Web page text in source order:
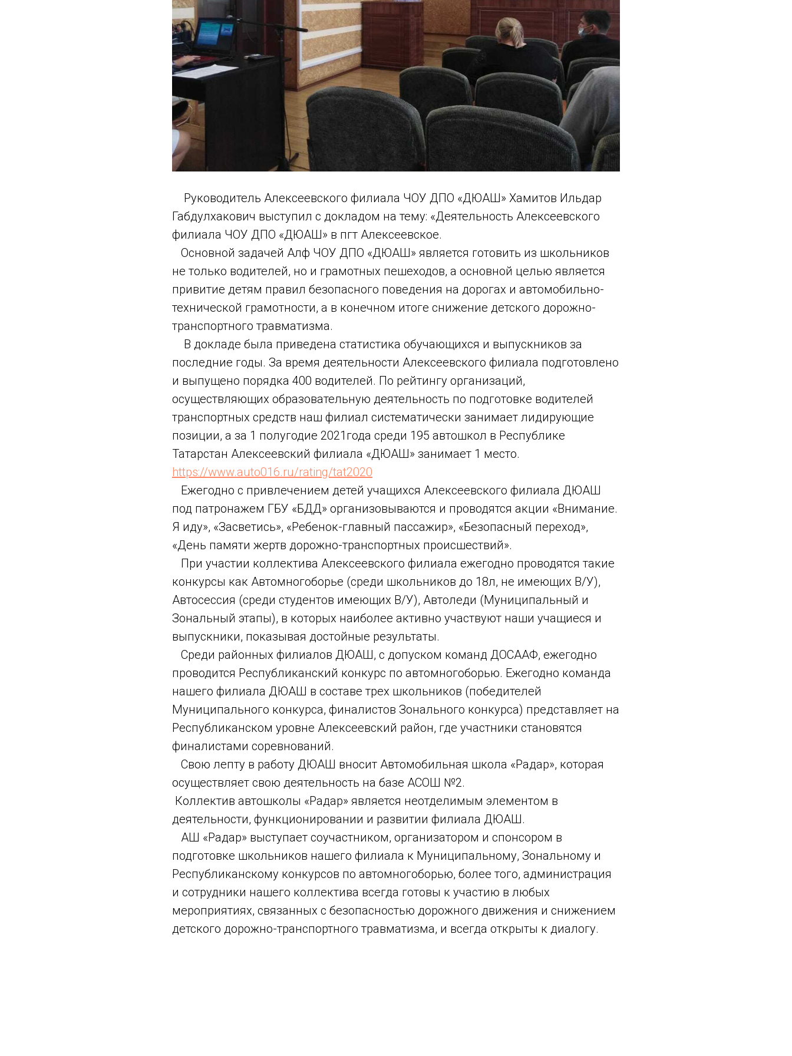
Руководитель Алексеевского филиала ЧОУ ДПО «ДЮАШ» Хамитов Ильдар
Габдулхакович выступил с докладом на тему: «Деятельность Алексеевского
филиала ЧОУ ДПО «ДЮАШ» в пгт Алексеевское.
Основной задачей Алф ЧОУ ДПО «ДЮАШ» является готовить из школьников
не только водителей, но и грамотных пешеходов, а основной целью является
привитие детям правил безопасного поведения на дорогах и автомобильно-
технической грамотности, а в конечном итоге снижение детского дорожно-
транспортного травматизма.
В докладе была приведена статистика обучающихся и выпускников за
последние годы. За время деятельности Алексеевского филиала подготовлено
и выпущено порядка 400 водителей. По рейтингу организаций,
осуществляющих образовательную деятельность по подготовке водителей
транспортных средств наш филиал систематически занимает лидирующие
позиции, а за 1 полугодие 2021года среди 195 автошкол в Республике
Татарстан Алексеевский филиала «ДЮАШ» занимает 1 место.
https://www.auto016.ru/rating/tat2020
Ежегодно с привлечением детей учащихся Алексеевского филиала ДЮАШ
под патронажем ГБУ «БДД» организовываются и проводятся акции «Внимание.
Я иду», «Засветись», «Ребенок-главный пассажир», «Безопасный переход»,
«День памяти жертв дорожно-транспортных происшествий».
При участии коллектива Алексеевского филиала ежегодно проводятся такие
конкурсы как Автомногоборье (среди школьников до 18л, не имеющих В/У),
Автосессия (среди студентов имеющих В/У), Автоледи (Муниципальный и
Зональный этапы), в которых наиболее активно участвуют наши учащиеся и
выпускники, показывая достойные результаты.
Среди районных филиалов ДЮАШ, с допуском команд ДОСААФ, ежегодно
проводится Республиканский конкурс по автомногоборью. Ежегодно команда
нашего филиала ДЮАШ в составе трех школьников (победителей
Муниципального конкурса, финалистов Зонального конкурса) представляет на
Республиканском уровне Алексеевский район, где участники становятся
финалистами соревнований.
Свою лепту в работу ДЮАШ вносит Автомобильная школа «Радар», которая
осуществляет свою деятельность на базе АСОШ №2.
Коллектив автошколы «Радар» является неотделимым элементом в
деятельности, функционировании и развитии филиала ДЮАШ.
АШ «Радар» выступает соучастником, организатором и спонсором в
подготовке школьников нашего филиала к Муниципальному, Зональному и
Республиканскому конкурсов по автомногоборью, более того, администрация
и сотрудники нашего коллектива всегда готовы к участию в любых
мероприятиях, связанных с безопасностью дорожного движения и снижением
детского дорожно-транспортного травматизма, и всегда открыты к диалогу.